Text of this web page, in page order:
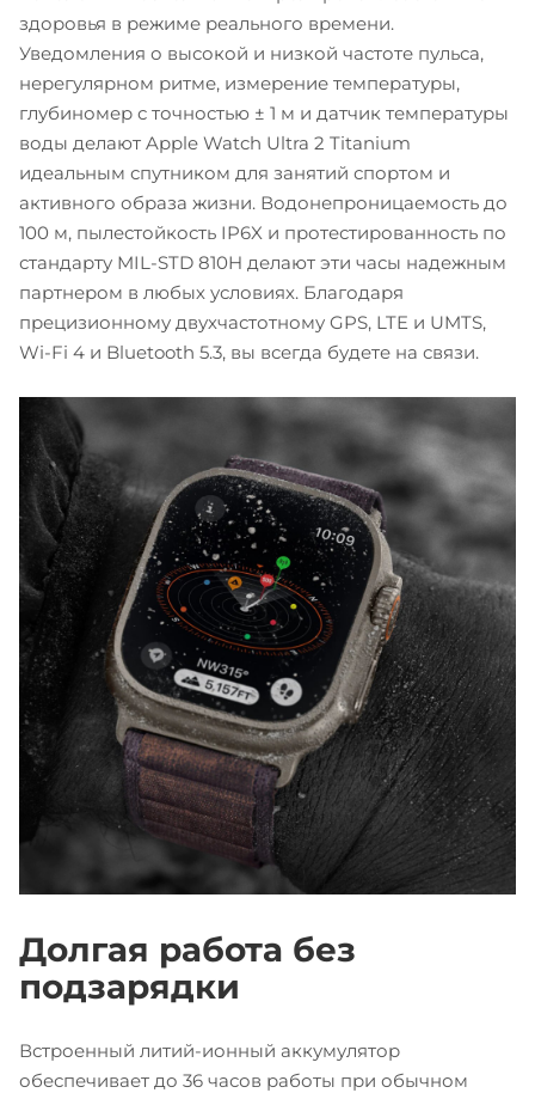
здоровья в режиме реального времени.
Уведомления о высокой и низкой частоте пульса,
нерегулярном ритме, измерение температуры,
глубиномер с точностью ± 1 м и датчик температуры
воды делают Apple Watch Ultra 2 Titanium
идеальным спутником для занятий спортом и
активного образа жизни. Водонепроницаемость до
100 м, пылестойкость IP6X и протестированность по
стандарту MIL-STD 810H делают эти часы надежным
партнером в любых условиях. Благодаря
прецизионному двухчастотному GPS, LTE и UMTS,
Wi-Fi 4 и Bluetooth 5.3, вы всегда будете на связи.
Долгая работа без
подзарядки
Встроенный литий-ионный аккумулятор
обеспечивает до 36 часов работы при обычном